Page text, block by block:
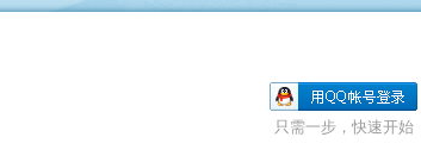
只需一步，快速开始